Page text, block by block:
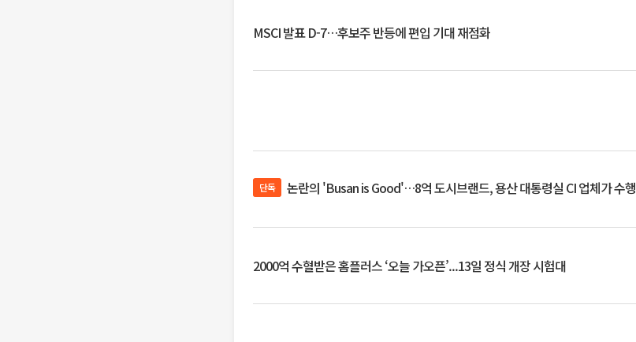
MSCI 발표 D-7…후보주 반등에 편입 기대 재점화
단독 논란의 'Busan is Good'…8억 도시브랜드, 용산 대통령실 CI 업체가 수행
2000억 수혈받은 홈플러스 ‘오늘 가오픈’...13일 정식 개장 시험대